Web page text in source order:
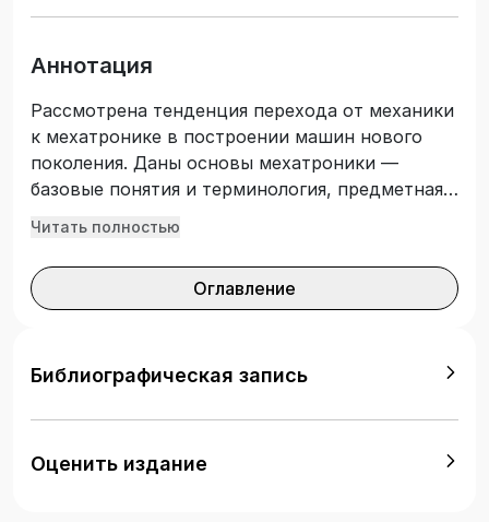
Аннотация
Рассмотрена тенденция перехода от механики
к мехатронике в построении машин нового
поколения. Даны основы мехатроники —
базовые понятия и терминология, предметная
область, новые гибридные технологии, области
методы построения и анализа
интегрированных мехатронных модулей и
математического моделирования и
мехатронных систем, система управления
мобильным роботом на основе Интернет-
технологий в реальном времени.
Читать полностью
Оглавление
Библиографическая запись
Оценить издание